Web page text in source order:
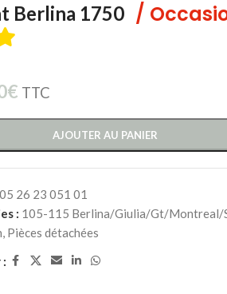
Berlina 1750 /
€ TTC
AJOUTER AU PANIER
26 23 051 01
: 105-115 Berlina/Giulia/Gt/Montreal/
, Pièces détachées